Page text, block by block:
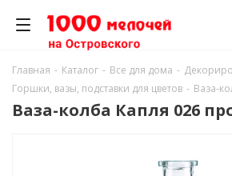
Главная - Каталог - Все для дома -
Горшки, вазы, подставки для цветов - Ваза-
Ваза-колба Капля 026